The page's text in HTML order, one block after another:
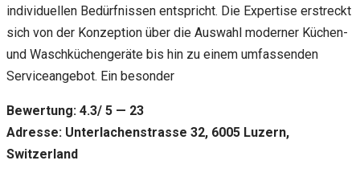
individuellen Bedürfnissen entspricht. Die Expertise erstreckt
sich von der Konzeption über die Auswahl moderner Küchen-
und Waschküchengeräte bis hin zu einem umfassenden
Serviceangebot. Ein besonder
Bewertung: 4.3/ 5 — 23
Adresse: Unterlachenstrasse 32, 6005 Luzern,
Switzerland